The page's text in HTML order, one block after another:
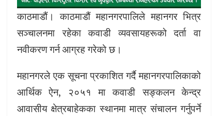
काठमाडौं। काठमाडौं महानगरपालिले महानगर भित्र
सञ्चालनमा रहेका कवाडी व्यवसायहरूको दर्ता वा
नवीकरण गर्न आग्रह गरेको छ।
महानगरले एक सूचना प्रकाशित गर्दै महानगरपालिकाको
आर्थिक ऐन, २०५१ मा कवाडी सङ्कलन केन्द्र
आवासीय क्षेत्रबाहेकका स्थानमा मात्र संचालन गर्नुपर्ने